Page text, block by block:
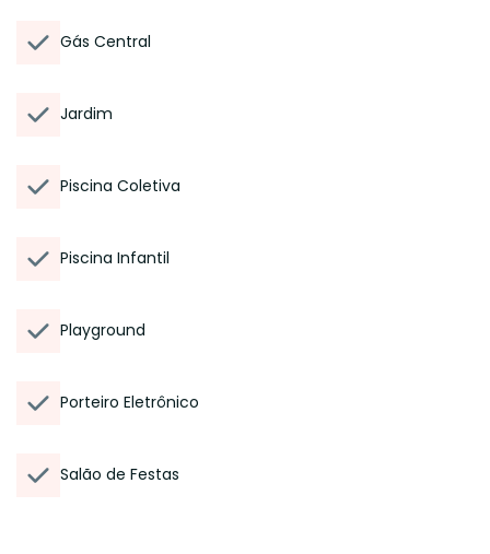
Gás Central
Jardim
Piscina Coletiva
Piscina Infantil
Playground
Porteiro Eletrônico
Salão de Festas